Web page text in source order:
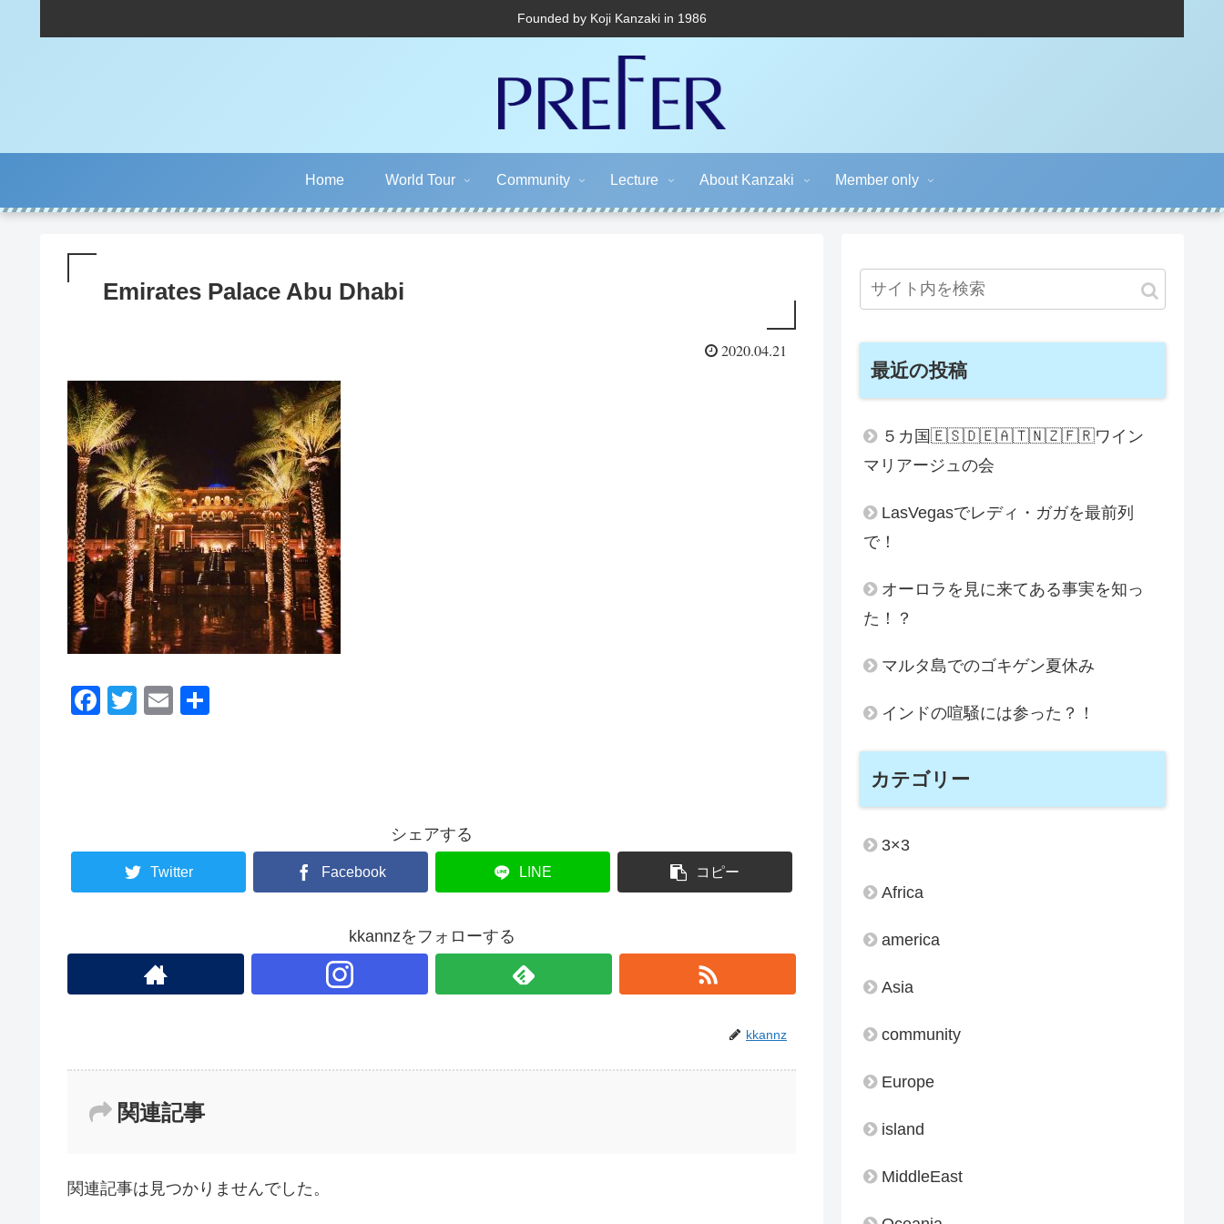
Founded by Koji Kanzaki in 1986
Home World Tour Community Lecture About Kanzaki Member only
Emirates Palace Abu Dhabi
2020.04.21
F
o
T
E
シェアする
Twitter Facebook LINE コピー
kkannzをフォローする
kkannz
関連記事
関連記事は見つかりませんでした。
最近の投稿
５カ国🇪🇸🇩🇪🇦🇹🇳🇿🇫🇷ワイン
マリアージュの会
LasVegasでレディ・ガガを最前列
で！
オーロラを見に来てある事実を知っ
た！？
マルタ島でのゴキゲン夏休み
インドの喧騒には参った？！
カテゴリー
3×3
Africa
america
Asia
community
Europe
island
MiddleEast